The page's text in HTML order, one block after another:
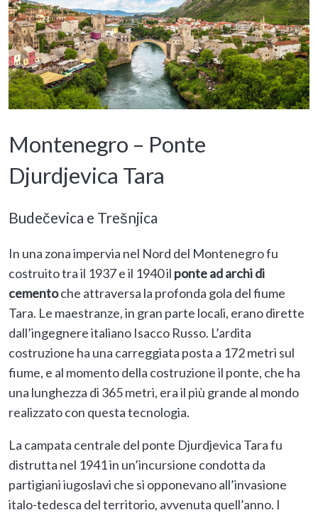
Montenegro – Ponte
Djurdjevica Tara
Budečevica e Trešnjica
In una zona impervia nel Nord del Montenegro fu
costruito tra il 1937 e il 1940 il ponte ad archi di
cementoche attraversa la profonda gola del fiume
Tara. Le maestranze, in gran parte locali, erano dirette
dall’ingegnere italiano Isacco Russo. L’ardita
costruzione ha una carreggiata posta a 172 metri sul
fiume, e al momento della costruzione il ponte, che ha
una lunghezza di 365 metri, era il più grande al mondo
realizzato con questa tecnologia.
La campata centrale del ponte Djurdjevica Tara fu
distrutta nel 1941 in un’incursione condotta da
partigiani iugoslavi che si opponevano all’invasione
italo-tedesca del territorio, avvenuta quell’anno. I